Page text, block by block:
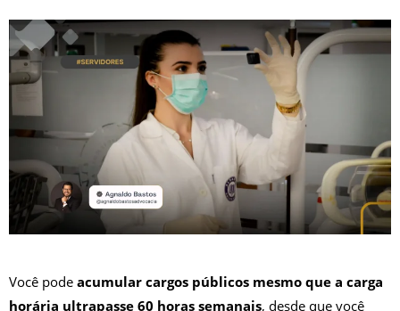
Você pode acumular cargos públicos mesmo que a carga
horária ultrapasse 60 horas semanais, desde que você